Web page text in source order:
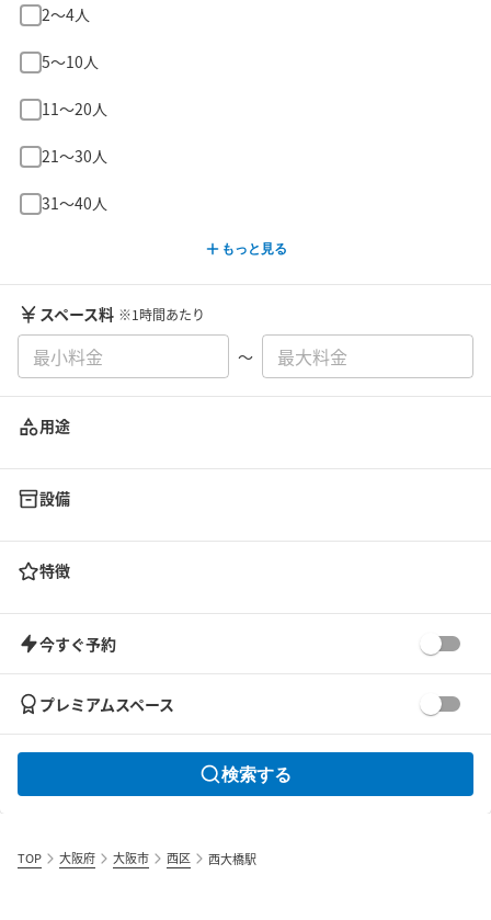
2〜4人
5〜10人
11〜20人
21〜30人
31〜40人
もっと見る
スペース料 ※1時間あたり
〜
用途
設備
特徴
今すぐ予約
プレミアムスペース
検索する
TOP 大阪府 大阪市 西区 西大橋駅